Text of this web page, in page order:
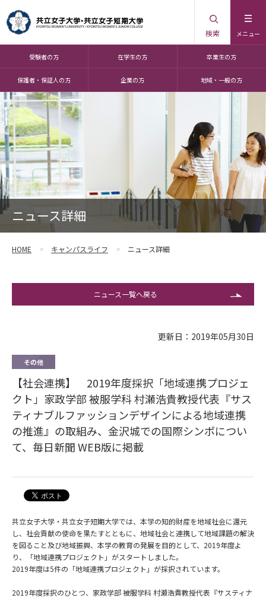
メニュー
検索
受験者の方 在学生の方 卒業生の方
保護者・保証人の方 企業の方 地域・一般の方
ニュース詳細
HOME キャンパスライフ ニュース詳細
ニュース一覧へ戻る
更新日：2019年05月30日
その他
【社会連携】 2019年度採択「地域連携プロジェ
クト」家政学部 被服学科 村瀬浩貴教授代表『サス
ティナブルファッションデザインによる地域連携
の推進』の取組み、金沢城での国際シンポについ
て、毎日新聞 WEB版に掲載
共立女子大学・共立女子短期大学では、本学の知的財産を地域社会に還元
し、社会貢献の使命を果たすとともに、地域社会と連携して地域課題の解決
を図ること及び地域振興、本学の教育の発展を目的として、2019年度よ
り、「地域連携プロジェクト」がスタートしました。
2019年度は5件の「地域連携プロジェクト」が採択されています。
2019年度採択のひとつ、家政学部 被服学科 村瀬浩貴教授代表『サスティナ